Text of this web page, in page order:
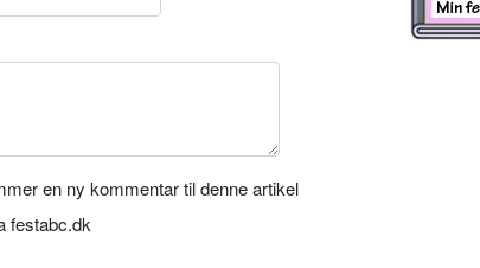
en ny kommentar til denne artikel
festabc.dk